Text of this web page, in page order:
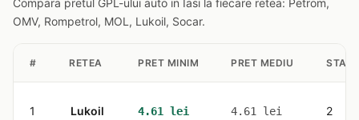
Compara pretul GPL-ului auto in Iasi la fiecare retea: Petrom,
OMV, Rompetrol, MOL, Lukoil, Socar.
# RETEA PRET MINIM PRET MEDIU
1 Lukoil 4.61 lei 4.61 lei 2